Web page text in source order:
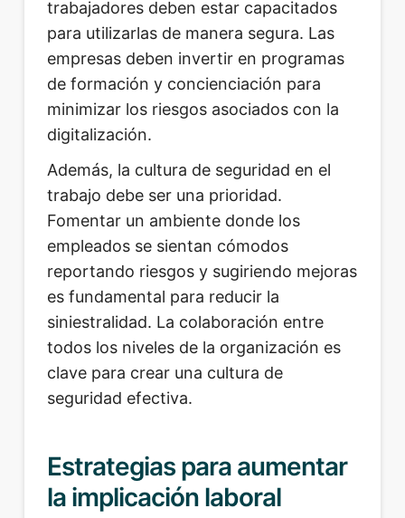
trabajadores deben estar capacitados
para utilizarlas de manera segura. Las
empresas deben invertir en programas
de formación y concienciación para
minimizar los riesgos asociados con la
digitalización.
Además, la cultura de seguridad en el
trabajo debe ser una prioridad.
Fomentar un ambiente donde los
empleados se sientan cómodos
reportando riesgos y sugiriendo mejoras
es fundamental para reducir la
siniestralidad. La colaboración entre
todos los niveles de la organización es
clave para crear una cultura de
seguridad efectiva.
Estrategias para aumentar
la implicación laboral